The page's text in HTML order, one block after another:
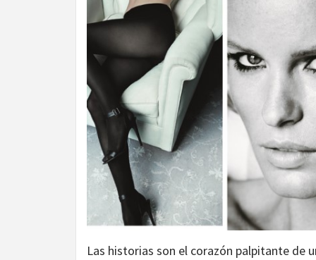
Las historias son el corazón palpitante de